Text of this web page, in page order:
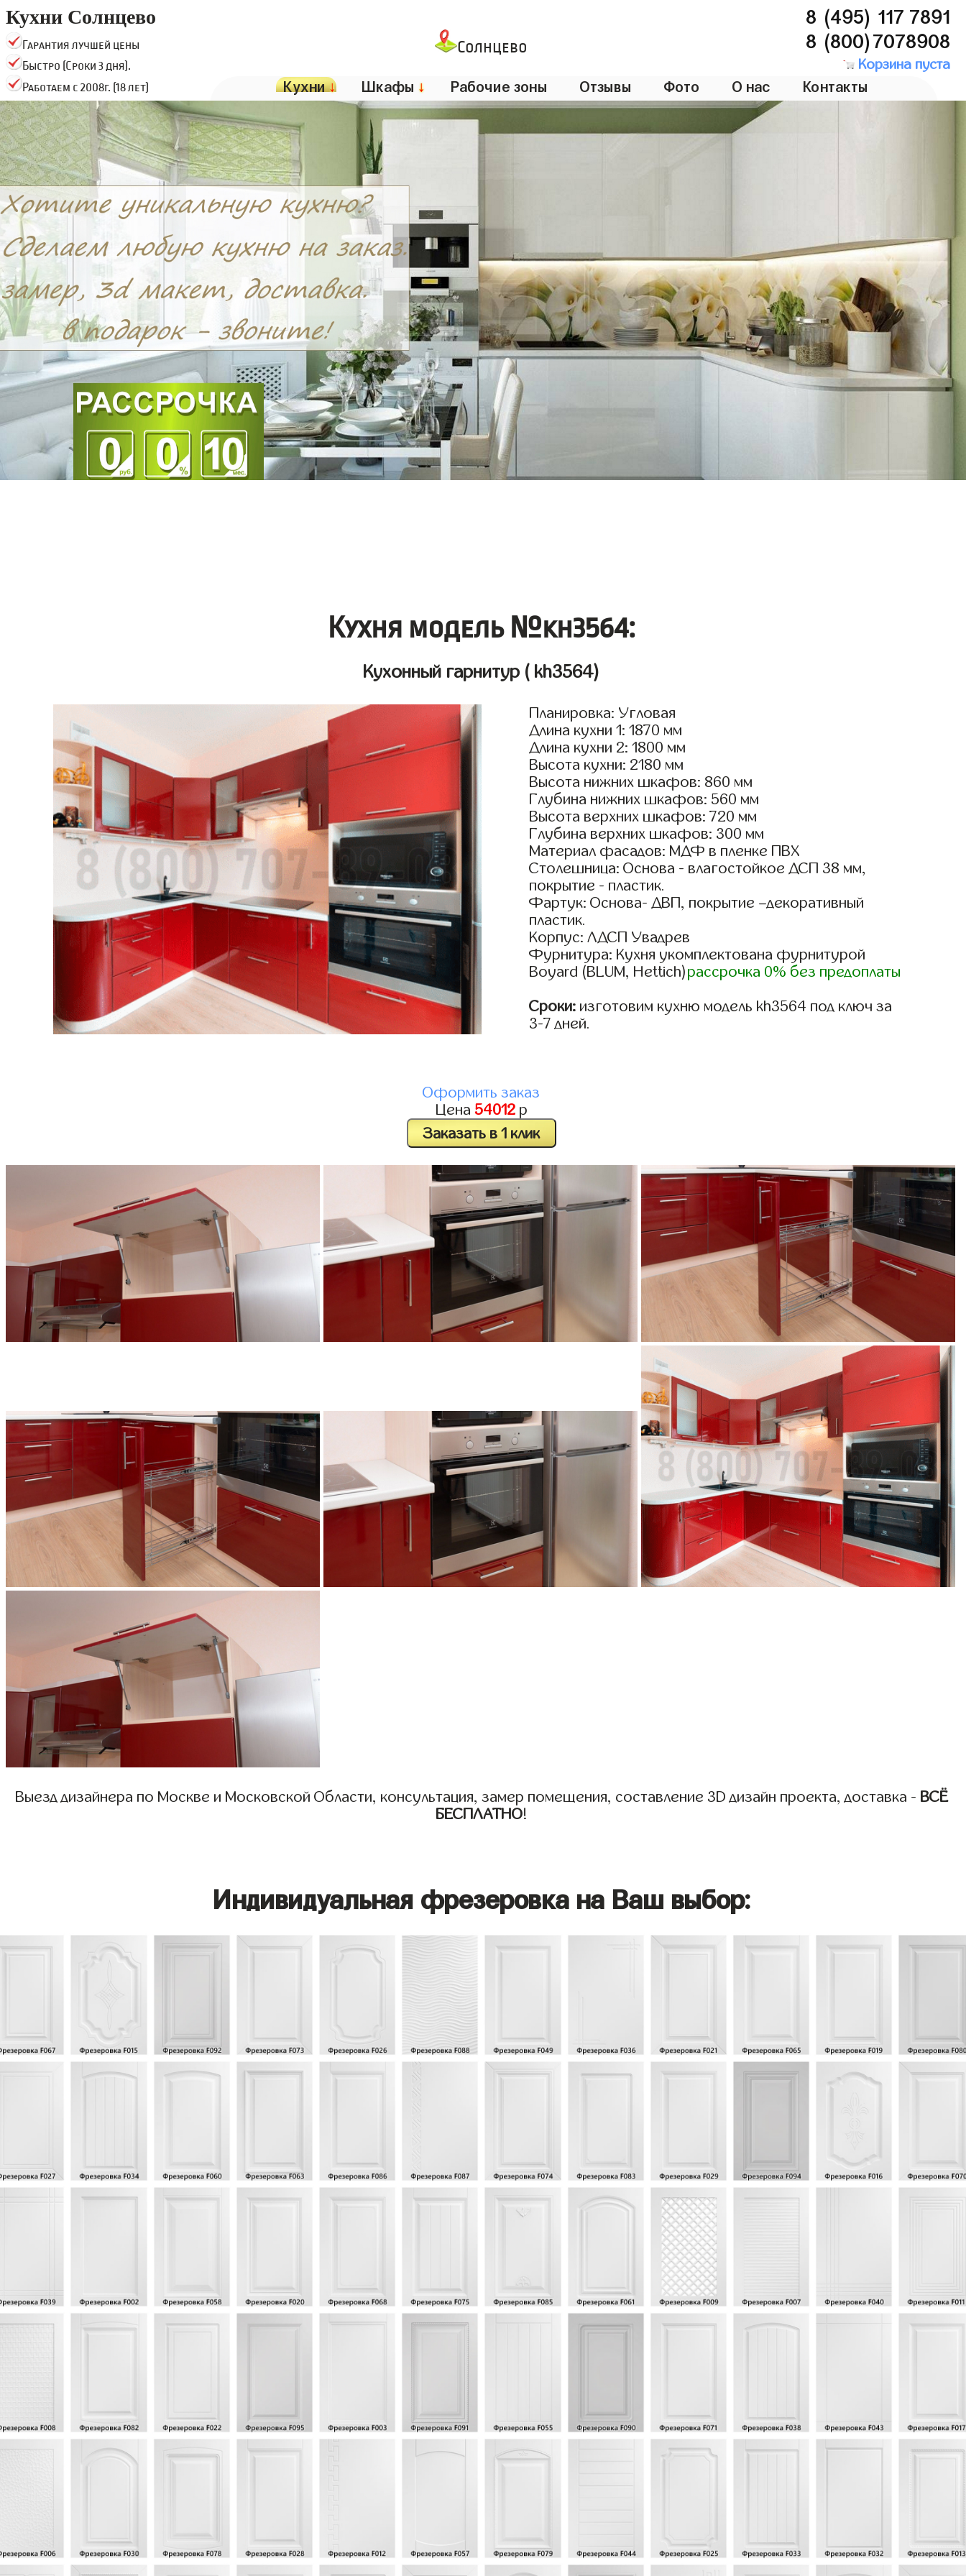
Кухни Солнцево
Гарантия лучшей цены
Быстро (Сроки 3 дня).
Работаем с 2008г. (18 лет)
Солнцево
8 (495) 117 7891
8 (800)7078908
Корзина пуста
Кухни↓ Шкафы ↓ Рабочие зоны Отзывы Фото О нас Контакты
Кухня модель №kh3564:
Кухонный гарнитур ( kh3564)
Планировка: Угловая
Длина кухни 1: 1870 мм
Длина кухни 2: 1800 мм
Высота кухни: 2180 мм
Высота нижних шкафов: 860 мм
Глубина нижних шкафов: 560 мм
Высота верхних шкафов: 720 мм
Глубина верхних шкафов: 300 мм
Материал фасадов: МДФ в пленке ПВХ
Столешница: Основа - влагостойкое ДСП 38 мм,
покрытие - пластик.
Фартук: Основа- ДВП, покрытие –декоративный
пластик.
Корпус: ЛДСП Увадрев
Фурнитура: Кухня укомплектована фурнитурой
Boyard (BLUM, Hettich)рассрочка 0% без предоплаты
Сроки: изготовим кухню модель kh3564 под ключ за
3-7 дней.
Оформить заказ
Цена 54012р
Заказать в 1 клик
Выезд дизайнера по Москве и Московской Области, консультация, замер помещения, составление 3D дизайн проекта, доставка - ВСЁ
БЕСПЛАТНО!
Индивидуальная фрезеровка на Ваш выбор: